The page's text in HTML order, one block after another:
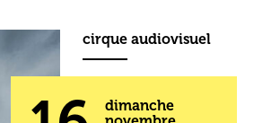
cirque audiovisuel
dimanche